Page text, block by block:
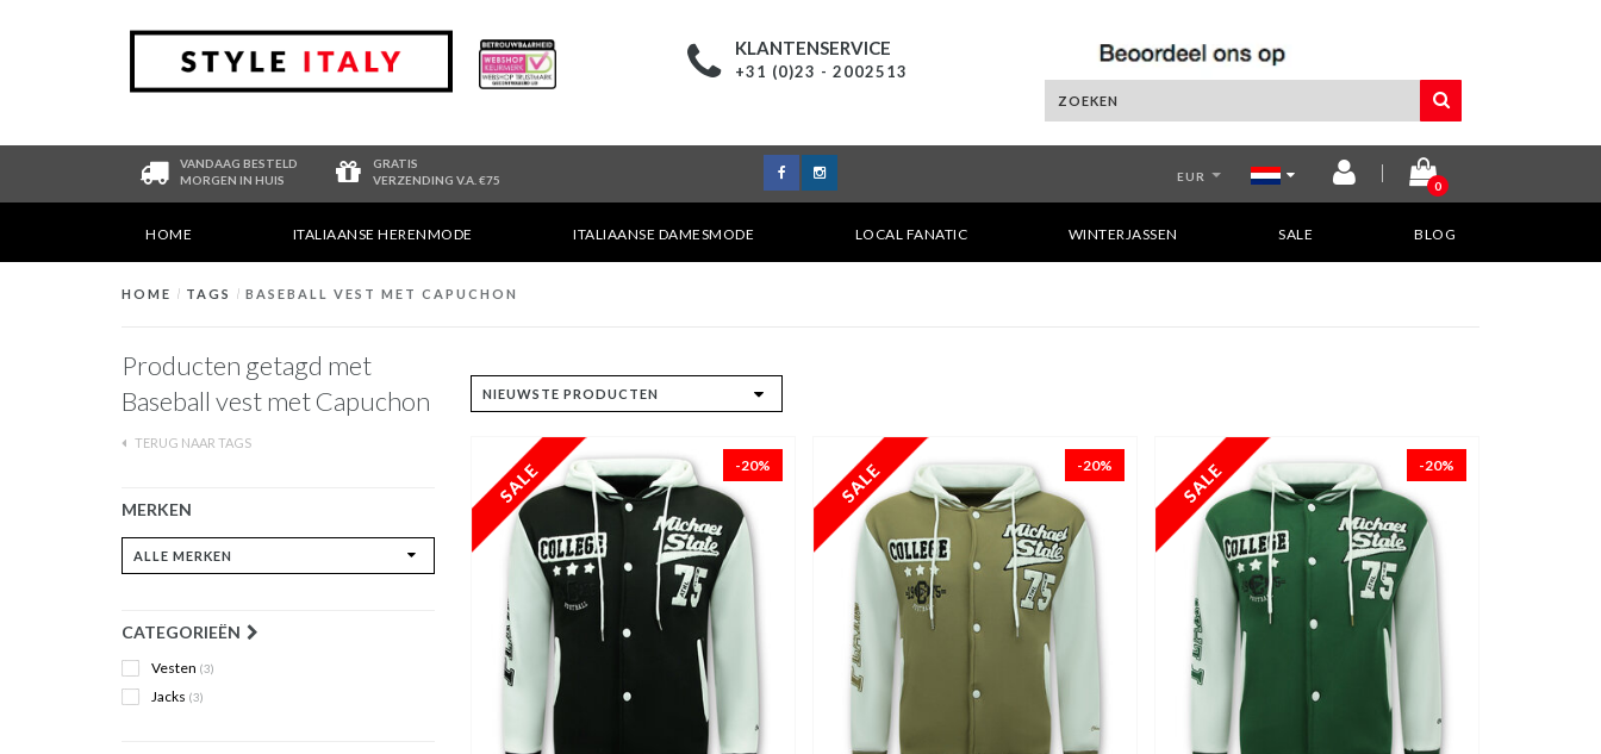
KLANTENSERVICE
+31 (0)23 - 2002513
VANDAAG BESTELD
MORGEN IN HUIS
GRATIS
VERZENDING V.A. €75
EUR
0
HOME ITALIAANSE HERENMODE ITALIAANSE DAMESMODE LOCAL FANATIC WINTERJASSEN SALE BLOG
HOME / TAGS / BASEBALL VEST MET CAPUCHON
Producten getagd met
Baseball vest met Capuchon
TERUG NAAR TAGS
MERKEN
CATEGORIEËN
Vesten (3)
Jacks (3)
-20% -20% -20%